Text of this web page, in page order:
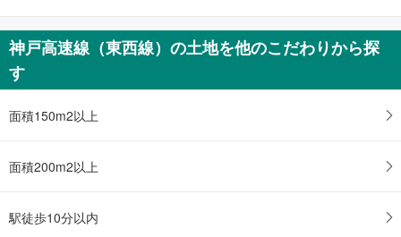
神戸市須磨区禅昌寺町1丁目
2,150万円
土地面積 100.86m2
神戸高速線（東西線）の土地を他のこだわりから探
す
面積150m2以上
面積200m2以上
駅徒歩10分以内